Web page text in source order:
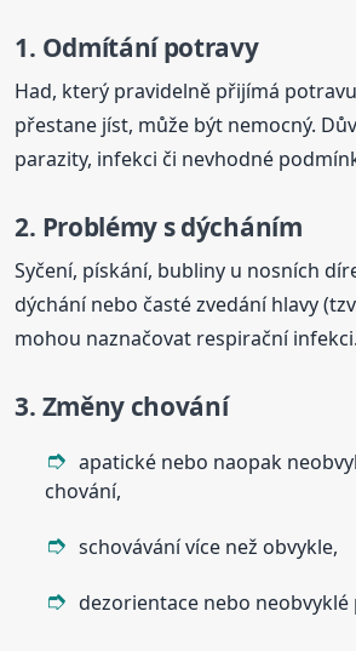
1. Odmítání potravy
Had, který pravidelně přijímá
přestane jíst, může být nemocný.
parazity, infekci či nevhodné
2. Problémy s dýcháním
Syčení, pískání, bubliny u nosních
dýchání nebo časté zvedání hlavy
mohou naznačovat respirační infekci.
3. Změny chování
apatické nebo naopak
chování,
schovávání více než obvykle,
dezorientace nebo neobvyklé